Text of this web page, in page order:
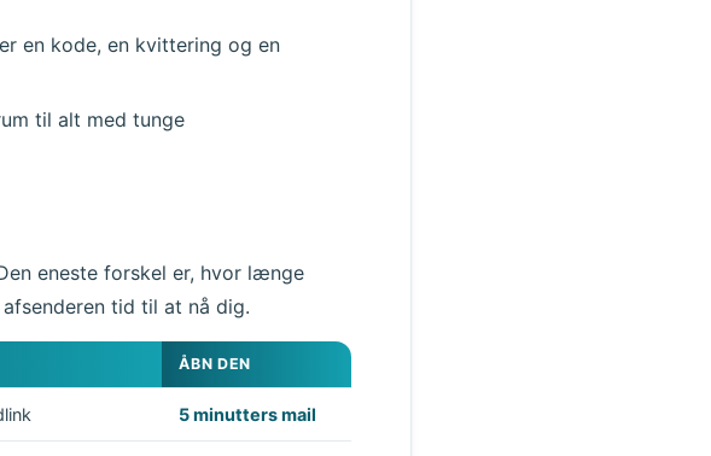
en kode, en kvittering og en
til alt med tunge
eneste forskel er, hvor længe
tid til at nå dig.
ÅBN DEN
5 minutters mail